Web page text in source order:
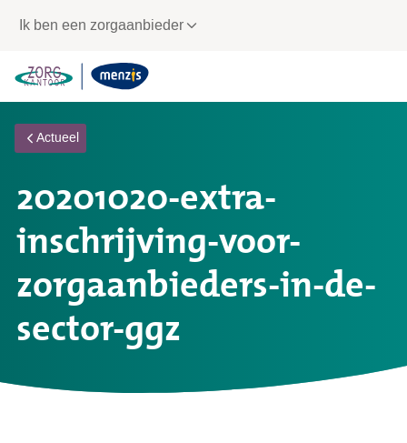
voor
navigatie
Ik ben een zorgaanbieder
Actueel
20201020-extra-
inschrijving-voor-
zorgaanbieders-in-de-
sector-ggz